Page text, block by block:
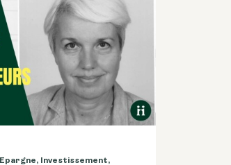
Epargne, Investissement,